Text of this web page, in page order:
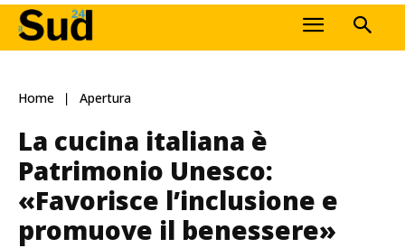
Home Apertura
La cucina italiana è
Patrimonio Unesco:
«Favorisce l’inclusione e
promuove il benessere»